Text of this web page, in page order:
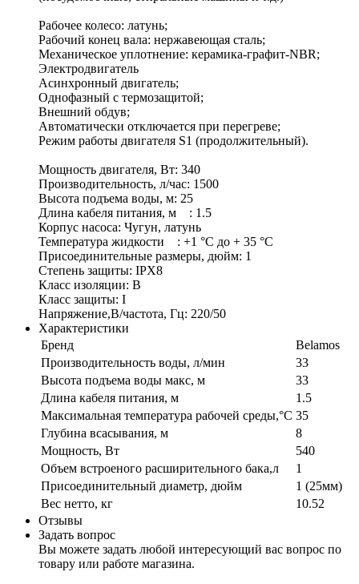
Рабочее колесо: латунь;
Рабочий конец вала: нержавеющая сталь;
Механическое уплотнение: керамика-графит-NBR;
Электродвигатель
Асинхронный двигатель;
Однофазный с термозащитой;
Внешний обдув;
Автоматически отключается при перегреве;
Режим работы двигателя S1 (продолжительный).
Мощность двигателя, Вт: 340
Производительность, л/час: 1500
Высота подъема воды, м: 25
Длина кабеля питания, м : 1.5
Корпус насоса: Чугун, латунь
Температура жидкости : +1 °С до + 35 °С
Присоединительные размеры, дюйм: 1
Степень защиты: IPX8
Класс изоляции: B
Класс защиты: I
Напряжение,В/частота, Гц: 220/50
Характеристики
Бренд
Belamos
Производительность воды, л/мин
33
Высота подъема воды макс, м
33
Длина кабеля питания, м
1.5
Максимальная температура рабочей среды,°C 35
Глубина всасывания, м
8
Мощность, Вт
540
Объем встроеного расширительного бака,л
1
Присоединительный диаметр, дюйм
1 (25мм)
Вес нетто, кг
10.52
Отзывы
Задать вопрос
Вы можете задать любой интересующий вас вопрос по
товару или работе магазина.